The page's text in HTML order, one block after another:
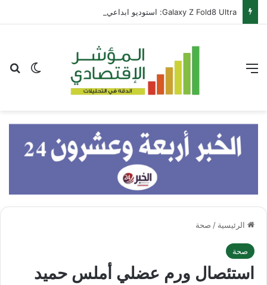
Galaxy Z Fold8 Ultra: استوديو ابداعي متكامل يطوى في جيبك
الوضع القائمة
الرئيسية / صحة
صحة
استئصال ورم عضلي أملس حميد